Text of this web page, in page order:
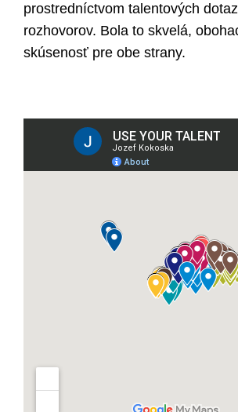
prostredníctvom talentových
rozhovorov. Bola to skvelá,
skúsenosť pre obe strany.